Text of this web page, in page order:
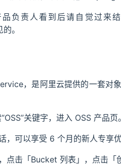
负责人看到后请自觉过来
。
，是阿里云提供的一套对
关键字，进入 OSS 产品页。
，可以享受 6 个月的新人专享
点击「Bucket 列表」，点击「